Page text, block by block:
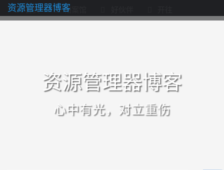
首页 档案馆
资源管理器博客
资源管理器博客
心中有光，对立重伤